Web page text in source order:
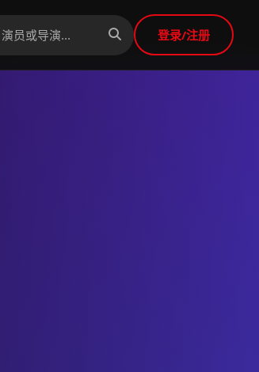
登录/注册